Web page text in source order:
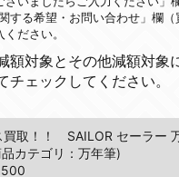
する希望・お問い合わせ」欄
ださい。
額対象とその他減額対象
チェックしてください。
取！！ SAILOR セーラー
カテゴリ：万年筆)